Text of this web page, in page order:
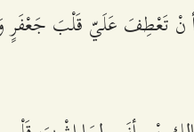
أ نْ تَعْطِفَ عَلَيّ قَلْبَ جَعْفَرٍ